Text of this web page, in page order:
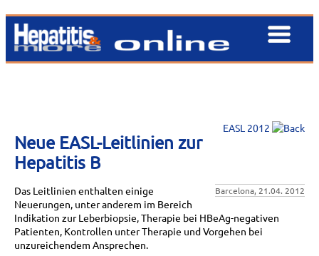
EASL 2012
Neue EASL-Leitlinien zur
Hepatitis B
Barcelona, 21.04. 2012
Das Leitlinien enthalten einige
Neuerungen, unter anderem im Bereich
Indikation zur Leberbiopsie, Therapie bei HBeAg-negativen
Patienten, Kontrollen unter Therapie und Vorgehen bei
unzureichendem Ansprechen.